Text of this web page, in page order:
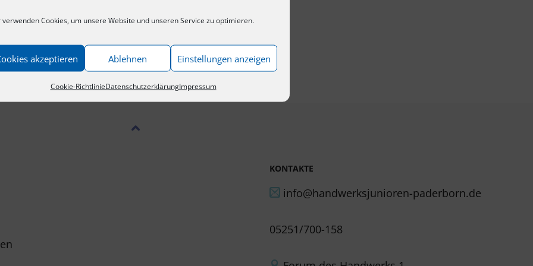
verwenden Cookies, um unsere Website und unseren Service zu optimieren.
akzeptieren Ablehnen Einstellungen anzeigen
Cookie-RichtlinieDatenschutzerklärungImpressum
KONTAKTE
info@handwerksjunioren-paderborn.de
05251/700-158